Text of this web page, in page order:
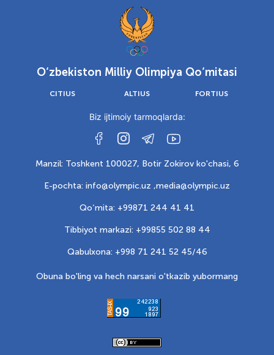
O‘zbekiston Milliy Olimpiya Qo‘mitasi
CITIUS ALTIUS FORTIUS
Biz ijtimoiy tarmoqlarda:
Manzil: Toshkent 100027, Botir Zokirov ko'chasi, 6
E-pochta: info@olympic.uz ,media@olympic.uz
Qo‘mita: +99871 244 41 41
Tibbiyot markazi: +99855 502 88 44
Qabulxona: +998 71 241 52 45/46
Obuna bo'ling va hech narsani o'tkazib yubormang